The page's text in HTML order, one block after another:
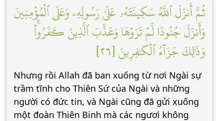
ثُمَّ أَنزَلَ ٱللَّهُ سَكِينَتَهُۥ عَلَىٰ رَسُولِهِۦ وَعَلَى ٱلۡمُؤۡمِنِينَ
وَأَنزَلَ جُنُودٗا لَّمۡ تَرَوۡهَا وَعَذَّبَ ٱلَّذِينَ كَفَرُواْۚ
وَذَٰلِكَ جَزَآءُ ٱلۡكَٰفِرِينَ [٢٦]
Nhưng rồi Allah đã ban xuống từ nơi Ngài sự
trầm tĩnh cho Thiên Sứ của Ngài và những
người có đức tin, và Ngài cũng đã gửi xuống
một đoàn Thiên Binh mà các ngươi không